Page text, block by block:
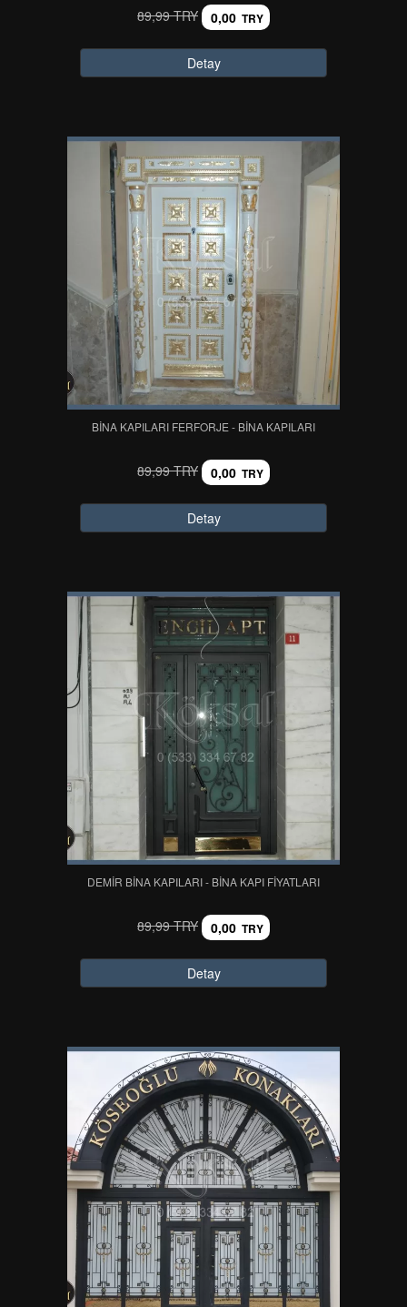
89,99 TRY 0,00 TRY
Detay
BINA KAPILARI FERFORJE - BINA KAPILARI
89,99 TRY 0,00 TRY
Detay
DEMİR BİNA KAPILARI - BİNA KAPI FİYATLARI
89,99 TRY 0,00 TRY
Detay